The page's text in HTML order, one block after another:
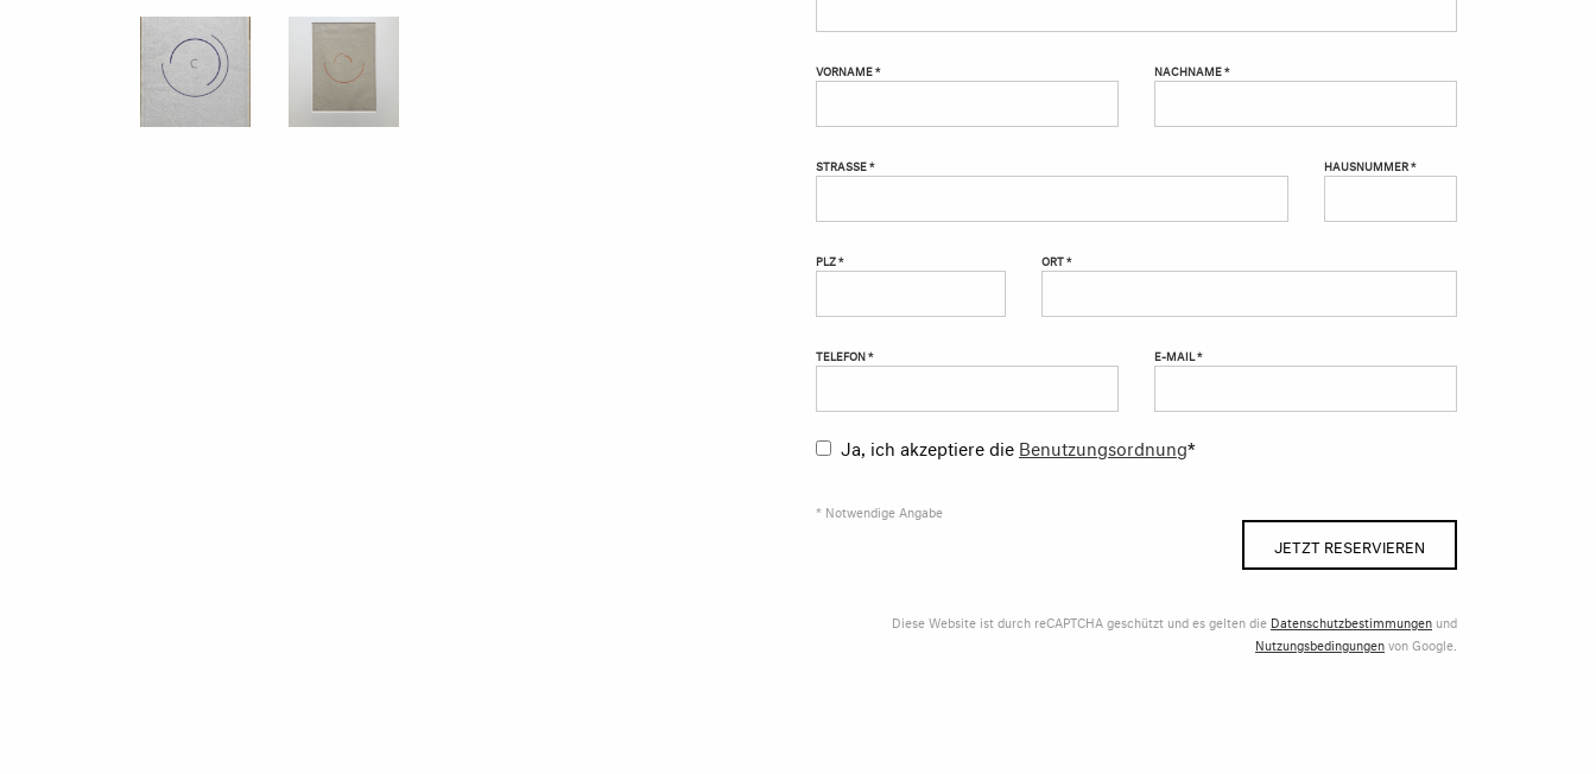
VORNAME * NACHNAME *
STRASSE * HAUSNUMMER *
PLZ * ORT *
TELEFON * E-MAIL *
Ja, ich akzeptiere die Benutzungsordnung*
* Notwendige Angabe
JETZT RESERVIEREN
Diese Website ist durch reCAPTCHA geschützt und es gelten die Datenschutzbestimmungen und
Nutzungsbedingungenvon Google.